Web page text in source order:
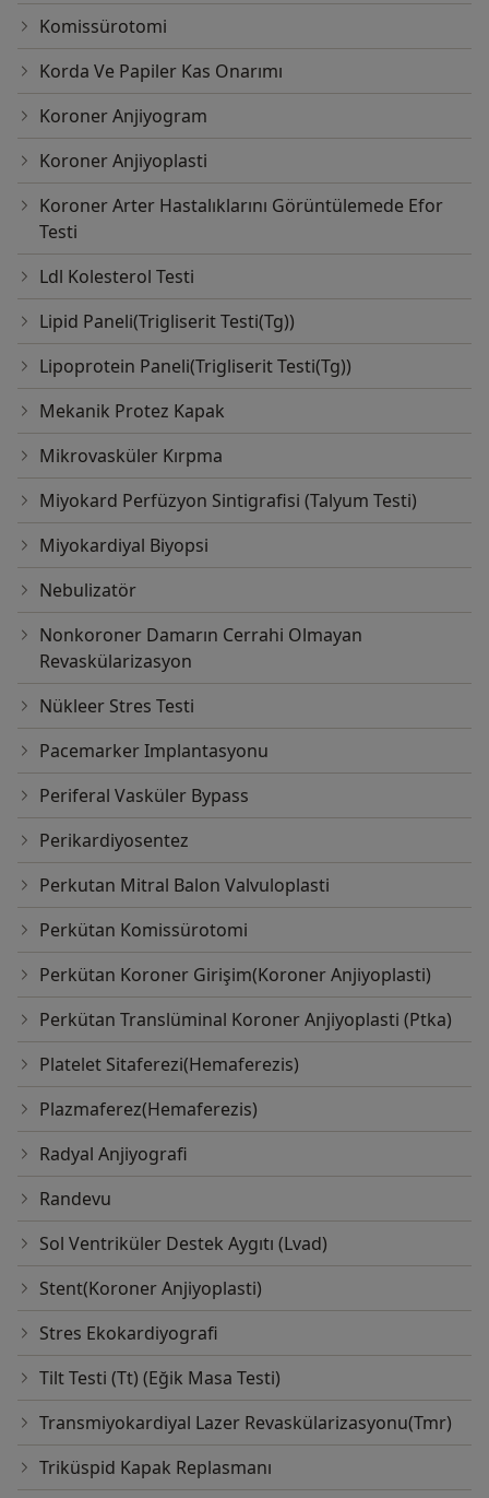
Komissürotomi
Korda Ve Papiler Kas Onarımı
Koroner Anjiyogram
Koroner Anjiyoplasti
Koroner Arter Hastalıklarını Görüntülemede Efor
Testi
Ldl Kolesterol Testi
Lipid Paneli(Trigliserit Testi(Tg))
Lipoprotein Paneli(Trigliserit Testi(Tg))
Mekanik Protez Kapak
Mikrovasküler Kırpma
Miyokard Perfüzyon Sintigrafisi (Talyum Testi)
Miyokardiyal Biyopsi
Nebulizatör
Nonkoroner Damarın Cerrahi Olmayan
Revaskülarizasyon
Nükleer Stres Testi
Pacemarker Implantasyonu
Periferal Vasküler Bypass
Perikardiyosentez
Perkutan Mitral Balon Valvuloplasti
Perkütan Komissürotomi
Perkütan Koroner Girişim(Koroner Anjiyoplasti)
Perkütan Translüminal Koroner Anjiyoplasti (Ptka)
Platelet Sitaferezi(Hemaferezis)
Plazmaferez(Hemaferezis)
Radyal Anjiyografi
Randevu
Sol Ventriküler Destek Aygıtı (Lvad)
Stent(Koroner Anjiyoplasti)
Stres Ekokardiyografi
Tilt Testi (Tt) (Eğik Masa Testi)
Transmiyokardiyal Lazer Revaskülarizasyonu(Tmr)
Triküspid Kapak Replasmanı